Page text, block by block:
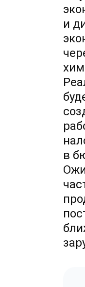
и
в